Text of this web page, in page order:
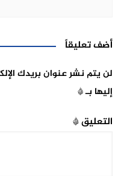
أضف تعليقاً
لن يتم نشر عنوان بريدك
إليها بـ*
التعليق*